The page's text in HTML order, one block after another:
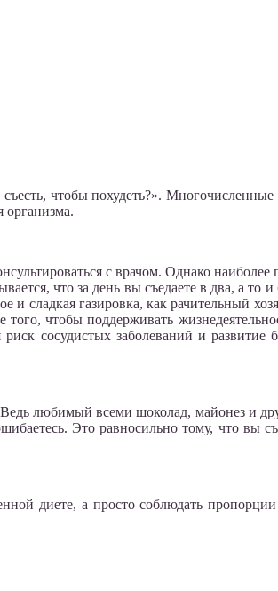
чтобы похудеть?». Многочисленные
организма.
с врачом. Однако
что за день вы съедаете в два, а то
сладкая газировка, как рачительный
чтобы поддерживать
сосудистых заболеваний и развитие
любимый всеми шоколад, майонез и
Это равносильно тому, что вы
диете, а просто соблюдать